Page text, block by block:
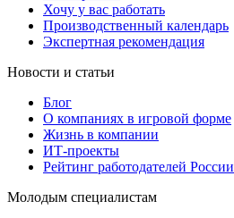
Хочу у вас работать
Производственный календарь
Экспертная рекомендация
Новости и статьи
Блог
О компаниях в игровой форме
Жизнь в компании
ИТ-проекты
Рейтинг работодателей России
Молодым специалистам